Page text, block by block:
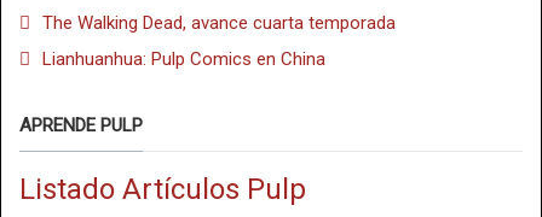
The Walking Dead, avance cuarta temporada
Lianhuanhua: Pulp Comics en China
APRENDE PULP
Listado Artículos Pulp